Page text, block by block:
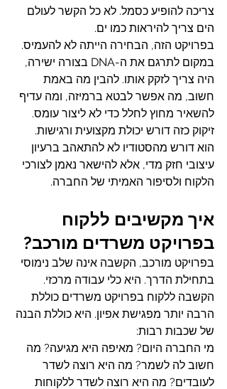
צריכה להופיע כסמל. לא כל הקשר לעולם
הים צריך להיראות כמו ים.
בפרויקט הזה, הבחירה הייתה לא להעמיס.
במקום לתרגם את ה-DNA בצורה ישירה,
היה צריך לזקק אותו. להבין מה באמת
חשוב, מה אפשר לבטא ברמיזה, ומה עדיף
להשאיר מחוץ לחלל כדי לא ליצור עומס.
זיקוק כזה דורש יכולת מקצועית ורגישות.
הוא דורש מהסטודיו לא להתאהב ברעיון
עיצובי חזק מדי, אלא להישאר נאמן לצורכי
הלקוח ולסיפור האמיתי של החברה.
איך מקשיבים ללקוח
בפרויקט משרדים מורכב?
בפרויקט מורכב, הקשבה אינה שלב נימוסי
בתחילת הדרך. היא כלי עבודה מרכזי.
הקשבה ללקוח בפרויקט משרדים כוללת
הרבה יותר מפגישת אפיון. היא כוללת הבנה
של שכבות רבות:
מי החברה היום? מאיפה היא מגיעה? מה
חשוב לה לשמר? מה היא רוצה לשדר
לעובדים? מה היא רוצה לשדר ללקוחות